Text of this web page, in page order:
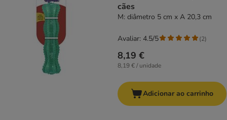
cães
M: diâmetro 5 cm x A 20,3 cm
8,19 €
8,19 € / unidade
Avaliar: 4.5/5 (2)
Adicionar ao carrinho